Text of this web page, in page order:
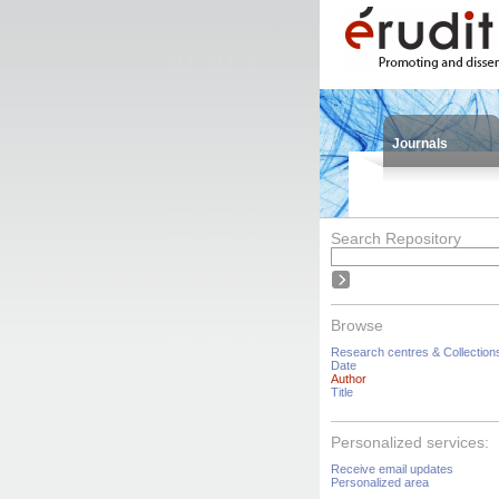
Journals
Search Repository
Browse
Research centres &
Date
Author
Title
Personalized services:
Receive email updates
Personalized area